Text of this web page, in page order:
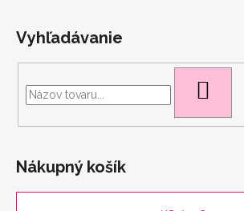
Vyhľadávanie
Nákupný košík